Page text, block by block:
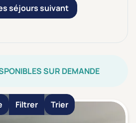
séjours suivant
SUR DEMANDE
Filtrer Trier